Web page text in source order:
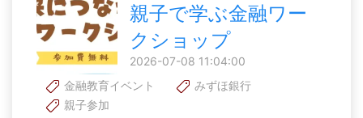
親子で学ぶ金融ワー
クショップ
2026-07-08 11:04:00
金融教育イベント
みずほ銀行
親子参加